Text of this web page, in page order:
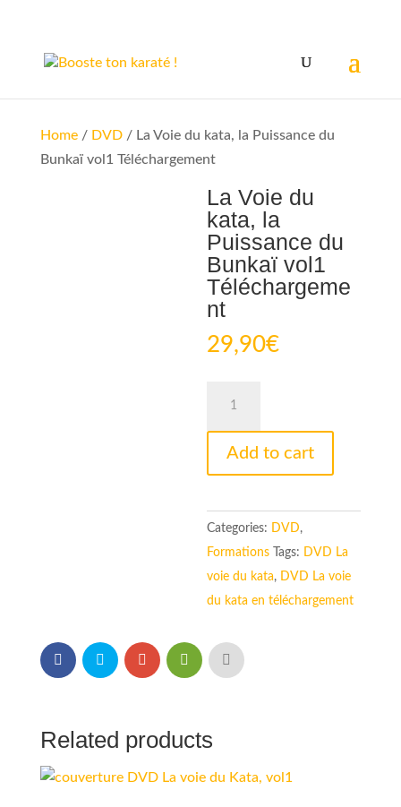
Home/ DVD/ La Voie du kata, la Puissance du
Bunkaï vol1 Téléchargement
La Voie du
kata, la
Puissance du
Bunkaï vol1
Téléchargeme
nt
29,90€
Puissance
Add to cart
Categories: DVD,
Formations
Tags: DVD La
voie du kata, DVD La voie
du kata en téléchargement
Related products